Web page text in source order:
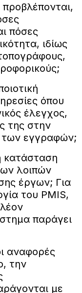
πόσες
ιδίως
όπου
έλεγχος,
της στην
των εγγραφών;
κατάσταση
λοιπών
έργων; Για
του PMIS,
παράγει
αναφορές
την
με